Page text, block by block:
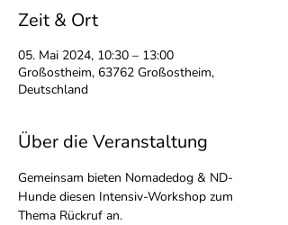
Zeit & Ort
05. Mai 2024, 10:30 – 13:00
Großostheim, 63762 Großostheim,
Deutschland
Über die Veranstaltung
Gemeinsam bieten Nomadedog & ND-
Hunde diesen Intensiv-Workshop zum
Thema Rückruf an.